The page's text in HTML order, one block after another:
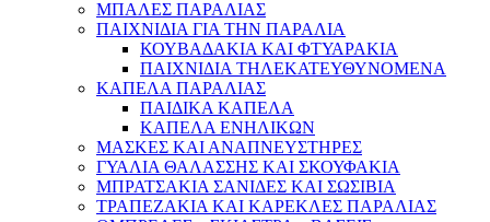
ΜΠΑΛΕΣ ΠΑΡΑΛΙΑΣ
ΠΑΙΧΝΙΔΙΑ ΓΙΑ ΤΗΝ ΠΑΡΑΛΙΑ
ΚΟΥΒΑΔΑΚΙΑ ΚΑΙ ΦΤΥΑΡΑΚΙΑ
ΠΑΙΧΝΙΔΙΑ ΤΗΛΕΚΑΤΕΥΘΥΝΟΜΕΝΑ
ΚΑΠΕΛΑ ΠΑΡΑΛΙΑΣ
ΠΑΙΔΙΚΑ ΚΑΠΕΛΑ
ΚΑΠΕΛΑ ΕΝΗΛΙΚΩΝ
ΜΑΣΚΕΣ ΚΑΙ ΑΝΑΠΝΕΥΣΤΗΡΕΣ
ΓΥΑΛΙΑ ΘΑΛΑΣΣΗΣ ΚΑΙ ΣΚΟΥΦΑΚΙΑ
ΜΠΡΑΤΣΑΚΙΑ ΣΑΝΙΔΕΣ ΚΑΙ ΣΩΣΙΒΙΑ
ΤΡΑΠΕΖΑΚΙΑ ΚΑΙ ΚΑΡΕΚΛΕΣ ΠΑΡΑΛΙΑΣ